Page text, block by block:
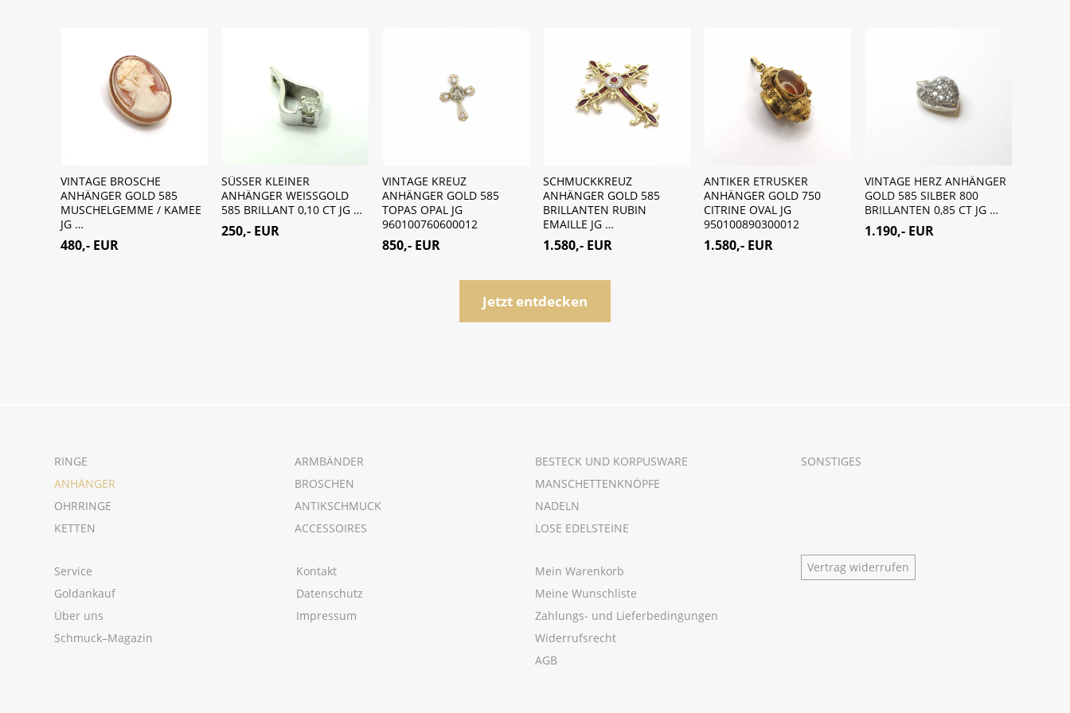
VINTAGE BROSCHE
ANHÄNGER GOLD 585
MUSCHELGEMME / KAMEE
JG …
480,- EUR
SÜSSER KLEINER
ANHÄNGER WEISSGOLD
585 BRILLANT 0,10 CT JG …
250,- EUR
VINTAGE KREUZ
ANHÄNGER GOLD 585
TOPAS OPAL JG
960100760600012
850,- EUR
SCHMUCKKREUZ
ANHÄNGER GOLD 585
BRILLANTEN RUBIN
EMAILLE JG …
1.580,- EUR
ANTIKER ETRUSKER
ANHÄNGER GOLD 750
CITRINE OVAL JG
950100890300012
1.580,- EUR
VINTAGE HERZ ANHÄNGER
GOLD 585 SILBER 800
BRILLANTEN 0,85 CT JG …
1.190,- EUR
Jetzt entdecken
RINGE
ANHÄNGER
OHRRINGE
KETTEN
ARMBÄNDER
BROSCHEN
ANTIKSCHMUCK
ACCESSOIRES
BESTECK UND KORPUSWARE
MANSCHETTENKNÖPFE
NADELN
LOSE EDELSTEINE
SONSTIGES
Service
Goldankauf
Über uns
Schmuck–Magazin
Kontakt
Datenschutz
Impressum
Mein Warenkorb
Meine Wunschliste
Zahlungs- und Lieferbedingungen
Widerrufsrecht
AGB
Vertrag widerrufen